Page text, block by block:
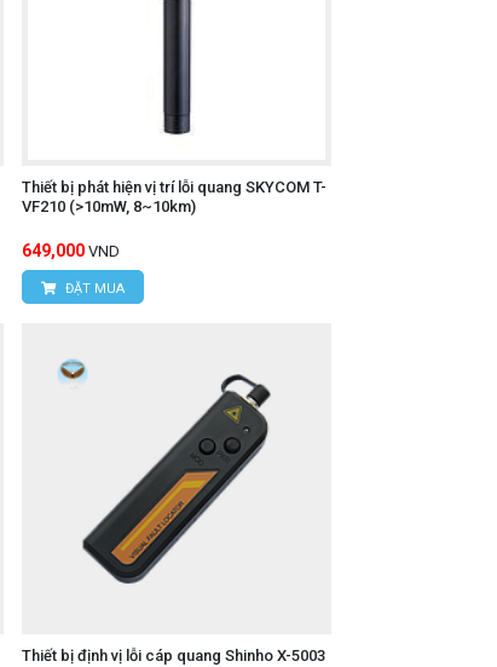
Thiết bị phát hiện vị trí lỗi quang SKYCOM T-
VF210 (>10mW, 8~10km)
649,000 VND
ĐẶT MUA
Thiết bị định vị lỗi cáp quang Shinho X-5003